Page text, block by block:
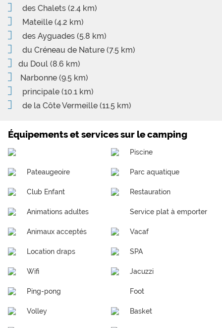
des Chalets (2.4 km)
Mateille (4.2 km)
des Ayguades (5.8 km)
du Créneau de Nature (7.5 km)
du Doul (8.6 km)
Narbonne (9.5 km)
principale (10.1 km)
de la Côte Vermeille (11.5 km)
Équipements et services sur le camping
Piscine
Pateaugeoire Parc aquatique
Club Enfant Restauration
Animations adultes Service plat à emporter
Animaux acceptés Vacaf
Location draps SPA
Wifi Jacuzzi
Ping-pong Foot
Volley Basket